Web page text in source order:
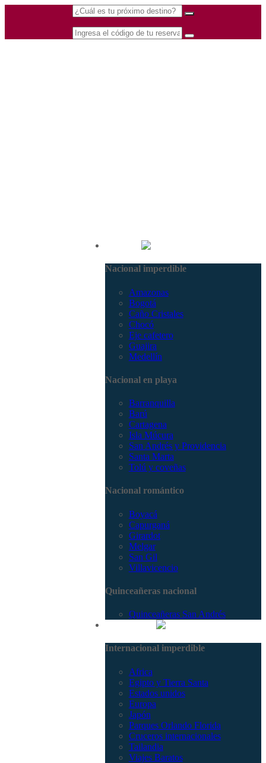
Nacional imperdible
Amazonas
Bogotá
Caño Cristales
Chocó
Eje cafetero
Guajira
Medellín
Nacional en playa
Barranquilla
Barú
Cartagena
Isla Múcura
San Andrés y Providencia
Santa Marta
Tolú y coveñas
Nacional romántico
Boyacá
Capurganá
Girardot
Melgar
San Gil
Villavicencio
Quinceañeras nacional
Quinceañeras San Andrés
Internacional imperdible
Africa
Egipto y Tierra Santa
Estados unidos
Europa
Japón
Parques Orlando Florida
Cruceros internacionales
Tailandia
Viajes Baratos